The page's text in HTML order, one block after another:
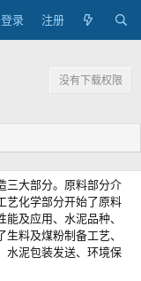
登录 注册
没有下载权限
三大部分。原料部分介
艺化学部分开始了原料
及应用、水泥品种、
料及煤粉制备工艺、
水泥包装发送、环境保